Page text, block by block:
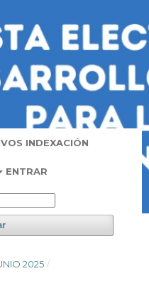
INDEXACIÓN
ENTRAR
2025 /